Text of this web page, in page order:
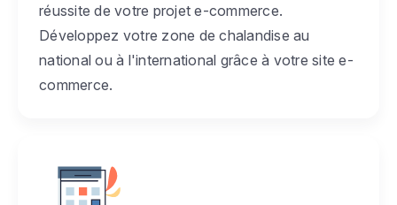
réussite de votre projet e-commerce.
Développez votre zone de chalandise au
national ou à l'international grâce à votre site e-
commerce.